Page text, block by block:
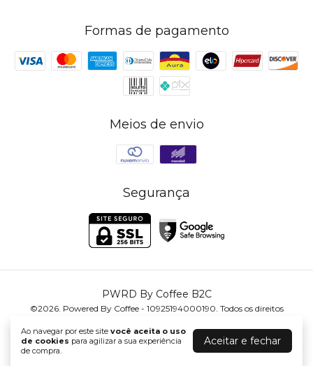
Ao navegar por este site você aceita o uso
de cookies para agilizar a sua experiência
de compra.
Aceitar e fechar
Formas de pagamento
Meios de envio
Segurança
PWRD By Coffee B2C
©2026. Powered By Coffee - 10925194000190. Todos os direitos